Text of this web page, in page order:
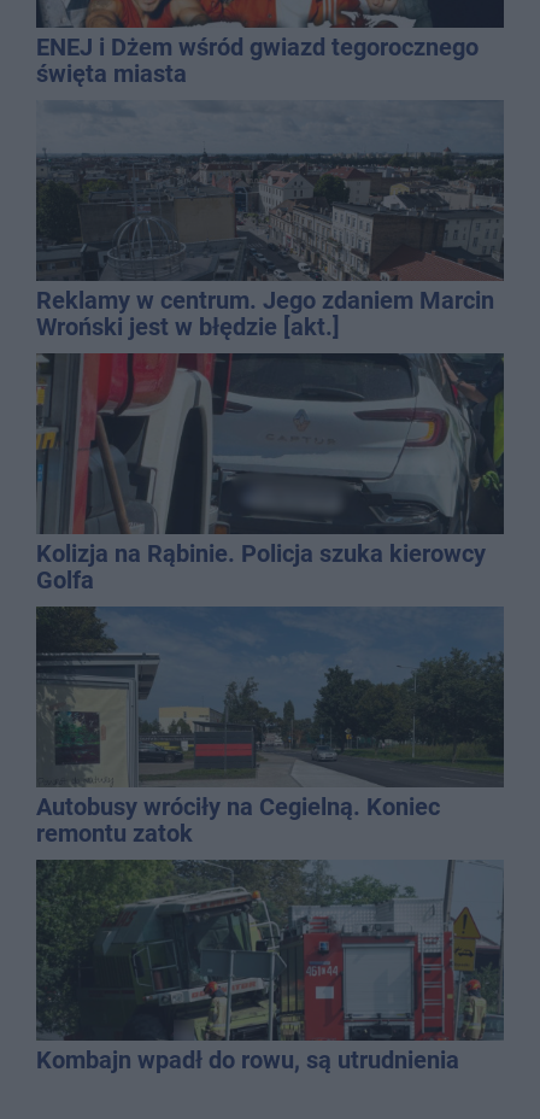
ENEJ i Dżem wśród gwiazd tegorocznego
święta miasta
Reklamy w centrum. Jego zdaniem Marcin
Wroński jest w błędzie [akt.]
Kolizja na Rąbinie. Policja szuka kierowcy
Golfa
Autobusy wróciły na Cegielną. Koniec
remontu zatok
Kombajn wpadł do rowu, są utrudnienia